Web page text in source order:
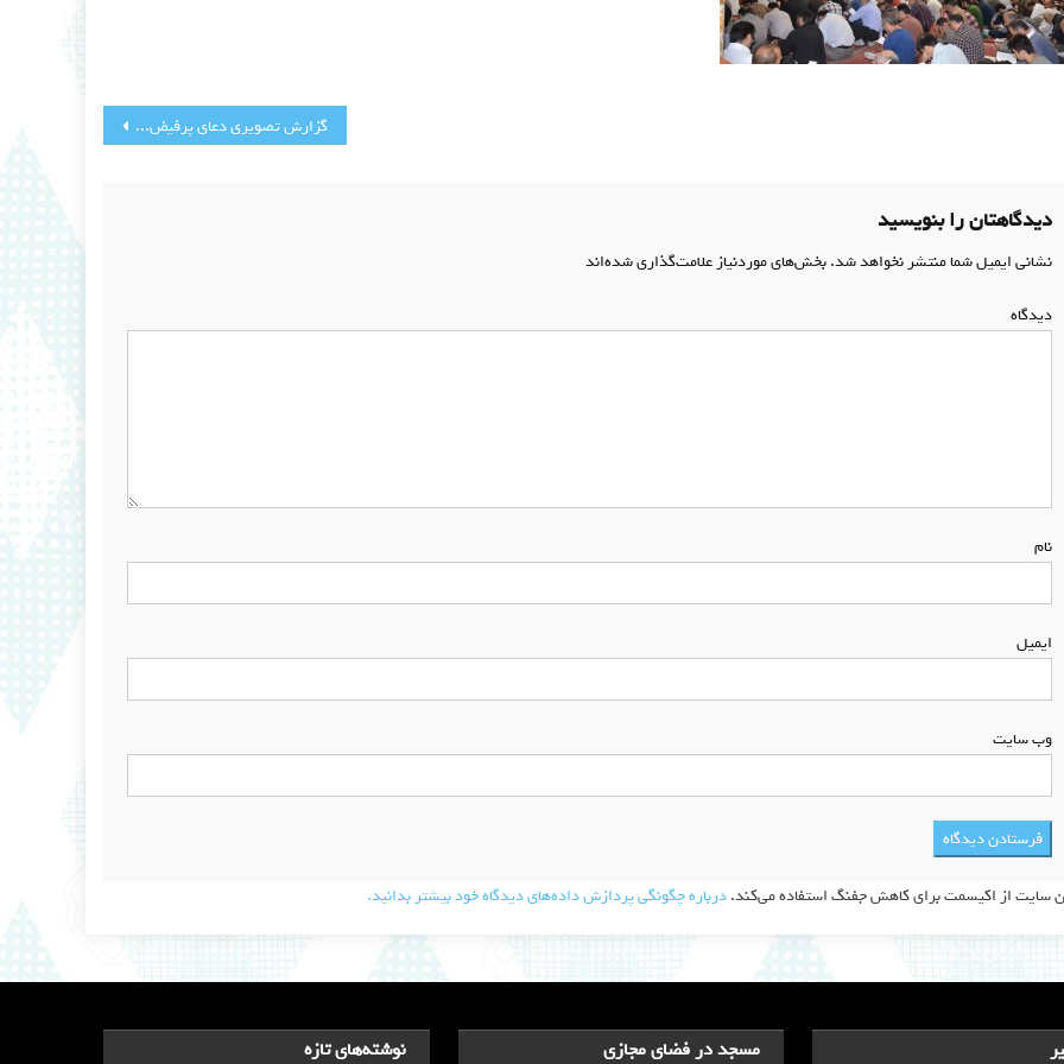
گزارش تصویری دعای پرفیض عرفه و نماز عید سعید قربان(مهرماه 93)
دیدگاهتان را بنویسید
نشانی ایمیل شما منتشر نخواهد شد.بخش‌های موردنیاز علامت‌گذاری شده‌اند
دیدگاه
نام
ایمیل
وب‌ سایت
سایت از اکیسمت برای کاهش جفنگ استفاده می‌کند.درباره چگونگی پردازش داده‌های دیدگاه خود بیشتر بدانید.
نوشته‌های تازه مسجد در فضای مجازی